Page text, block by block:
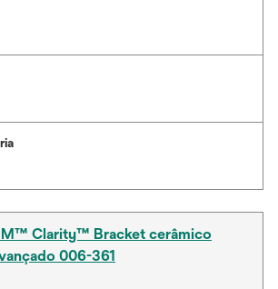
Clarity™ Bracket cerâmico
006-361